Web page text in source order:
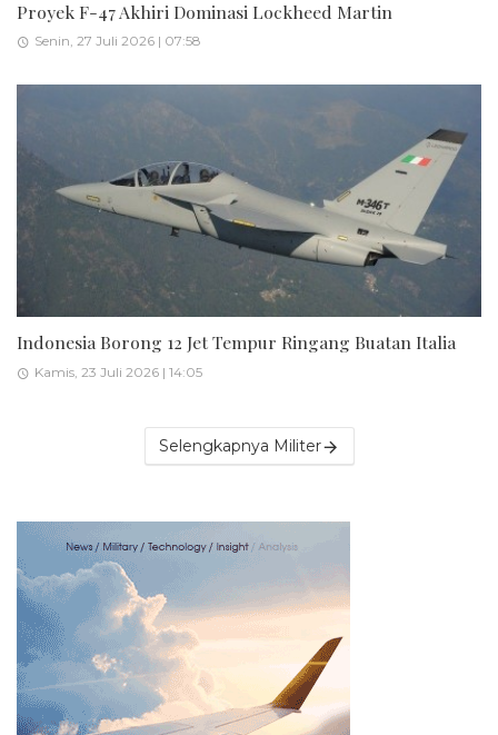
Proyek F-47 Akhiri Dominasi Lockheed Martin
Senin, 27 Juli 2026 | 07:58
Indonesia Borong 12 Jet Tempur Ringang Buatan Italia
Kamis, 23 Juli 2026 | 14:05
Selengkapnya Militer